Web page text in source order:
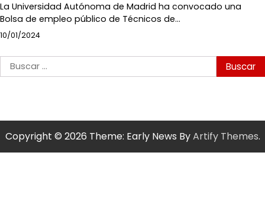
La Universidad Autónoma de Madrid ha convocado una
Bolsa de empleo público de Técnicos de…
10/01/2024
Buscar:
Copyright © 2026 Theme: Early News ByArtify Themes.